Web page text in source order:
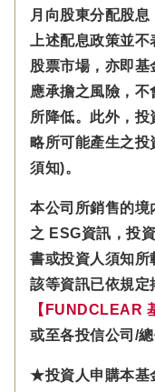
月向股東分配股
上述配息政策並
股票市場，亦即
應承擔之風險，
所降低。此外，
略所可能產生之投
須知)。
本公司所銷售的境
之 ESG資訊，投
書或投資人須知所
該等資訊已依規定
【FUNDCLEAR
或至各投信公司/總
★投資人申購本基